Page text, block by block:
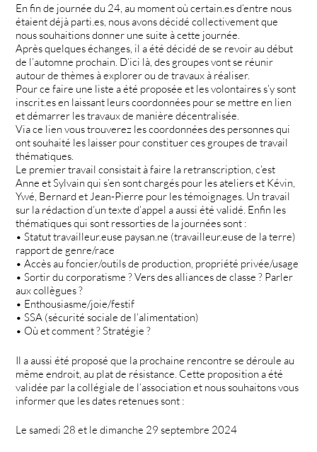
En fin de journée du 24, au moment où certain.es d’entre nous
étaient déjà parti.es, nous avons décidé collectivement que
nous souhaitions donner une suite à cette journée.
Après quelques échanges, il a été décidé de se revoir au début
de l’automne prochain. D’ici là, des groupes vont se réunir
autour de thèmes à explorer ou de travaux à réaliser.
Pour ce faire une liste a été proposée et les volontaires s’y sont
inscrit.es en laissant leurs coordonnées pour se mettre en lien
et démarrer les travaux de manière décentralisée.
Via ce lien vous trouverez les coordonnées des personnes qui
ont souhaité les laisser pour constituer ces groupes de travail
thématiques.
Le premier travail consistait à faire la retranscription, c’est
Anne et Sylvain qui s’en sont chargés pour les ateliers et Kévin,
Ywé, Bernard et Jean-Pierre pour les témoignages. Un travail
sur la rédaction d’un texte d’appel a aussi été validé. Enfin les
thématiques qui sont ressorties de la journées sont :
• Statut travailleur.euse paysan.ne (travailleur.euse de la terre)
rapport de genre/race
• Accès au foncier/outils de production, propriété privée/usage
• Sortir du corporatisme ? Vers des alliances de classe ? Parler
aux collègues ?
• Enthousiasme/joie/festif
• SSA (sécurité sociale de l’alimentation)
• Où et comment ? Stratégie ?
Il a aussi été proposé que la prochaine rencontre se déroule au
même endroit, au plat de résistance. Cette proposition a été
validée par la collégiale de l’association et nous souhaitons vous
informer que les dates retenues sont :
Le samedi 28 et le dimanche 29 septembre 2024